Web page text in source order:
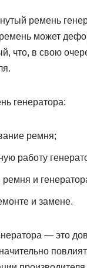
ремень
может
что, в свою
генератора:
ремня;
работу
и
и замене.
— это